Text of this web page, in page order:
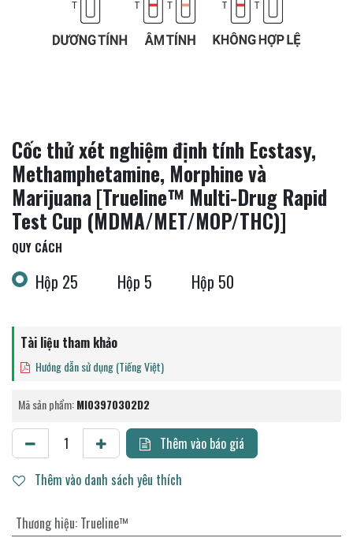
Cốc thử xét nghiệm định tính Ecstasy,
Methamphetamine, Morphine và
Marijuana [Trueline™ Multi-Drug Rapid
Test Cup (MDMA/MET/MOP/THC)]
QUY CÁCH
Hộp 25 Hộp 5 Hộp 50
Tài liệu tham khảo
Hướng dẫn sử dụng (Tiếng Việt)
Mã sản phẩm:MI03970302D2
Thêm vào báo giá
Thêm vào danh sách yêu thích
Thương hiệu: Trueline™